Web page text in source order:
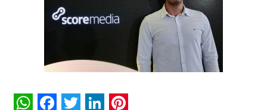
GTM, eventos, tags e dashboards, eliminando
inconsistências e garantindo análises mais confiáveis”,
detalha o CEO. Com isso, espera-se otimizar campanhas,
aumentar tráfego no e-commerce e na loja, estimular uso
do aplicativo e oferecer relatórios sólidos para diretoria e